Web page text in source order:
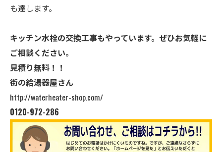
も達します。
キッチン水栓の交換工事もやっています。ぜひお気軽に
ご相談ください。
見積り無料！！
街の給湯器屋さん
http://waterheater-shop.com/
0120-972-286